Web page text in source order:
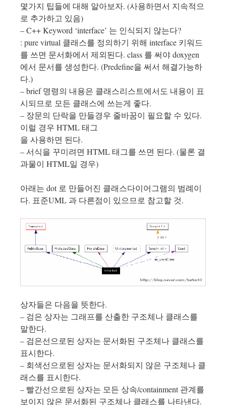
몇가지 팁들에 대해 알아보자. (사용하면서 지속적으
로 추가하고 있음)
– C++ Keyword ‘interface’ 는 인식되지 않는다?
: pure virtual 클래스를 정의하기 위해 interface 키워드
를 쓰면 문서화에서 제외된다. class 를 써야 doxygen
에서 문서를 생성한다. (Predefine을 써서 해결가능하
다.)
– brief 명령의 내용은 클래스리스트에서도 내용이 표
시되므로 모든 클래스에 쓰는게 좋다.
– 장문의 단락을 만들경우 줄바꿈이 필요할 수 있다.
이럴 경우 HTML 태그
을 사용하면 된다.
– 서식을 꾸미려면 HTML 태그를 쓰면 된다. (물론 결
과물이 HTML일 경우)
아래는 dot 로 만들어진 클래스다이어그램의 범례이
다. 표준UML 과 다른점이 있으므로 참고할 것.
상자들은 다음을 뜻한다.
– 검은 상자는 그래프를 산출한 구조체나 클래스를
말한다.
– 검은선으로된 상자는 문서화된 구조체나 클래스를
표시한다.
– 회색선으로된 상자는 문서화되지 않은 구조체나 클
래스를 표시한다.
– 빨간선으로된 상자는 모든 상속/containment 관계를
보이지 않은 문서화된 구조체나 클래스를 나타낸다.